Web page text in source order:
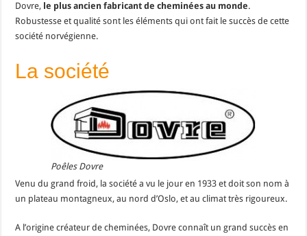
Dovre, le plus ancien fabricant de cheminées au monde.
Robustesse et qualité sont les éléments qui ont fait le succès de cette
société norvégienne.
La société
Poêles Dovre
Venu du grand froid, la société a vu le jour en 1933 et doit son nom à
un plateau montagneux, au nord d’Oslo, et au climat très rigoureux.
A l’origine créateur de cheminées, Dovre connaît un grand succès en